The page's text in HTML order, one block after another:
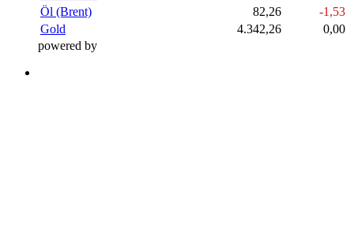
Öl (Brent)
82,26
-1,53
Gold
4.342,26
0,00
powered by